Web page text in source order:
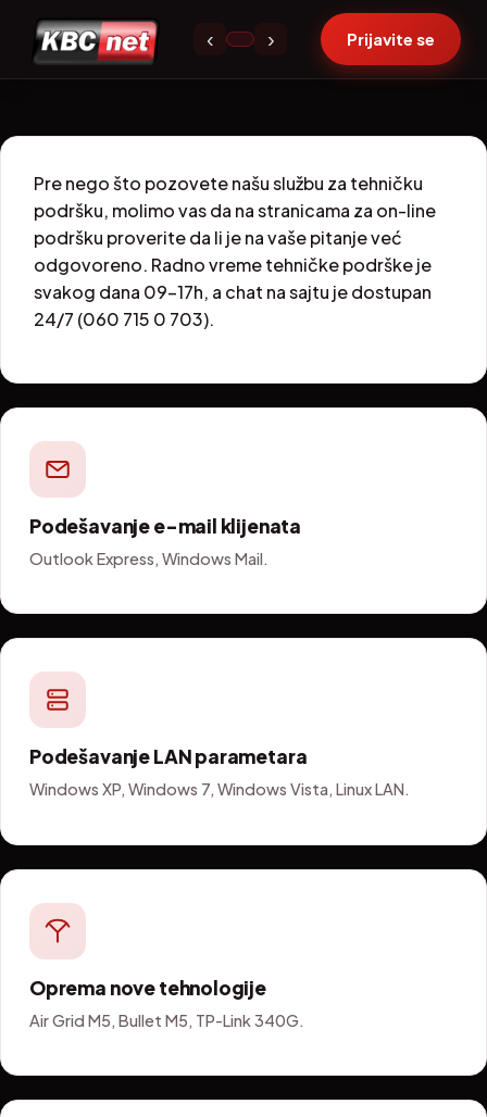
Uputstva ‹ › Prijavite se
Pre nego što pozovete našu službu za tehničku
podršku, molimo vas da na stranicama za on-line
podršku proverite da li je na vaše pitanje već
odgovoreno. Radno vreme tehničke podrške je
svakog dana 09-17h, a chat na sajtu je dostupan
24/7 (060 715 0 703).
Podešavanje e-mail klijenata
Outlook Express, Windows Mail.
Podešavanje LAN parametara
Windows XP, Windows 7, Windows Vista, Linux LAN.
Oprema nove tehnologije
Air Grid M5, Bullet M5, TP-Link 340G.